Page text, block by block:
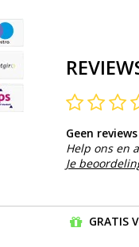
Geen
Help ons en
Je
GRATIS